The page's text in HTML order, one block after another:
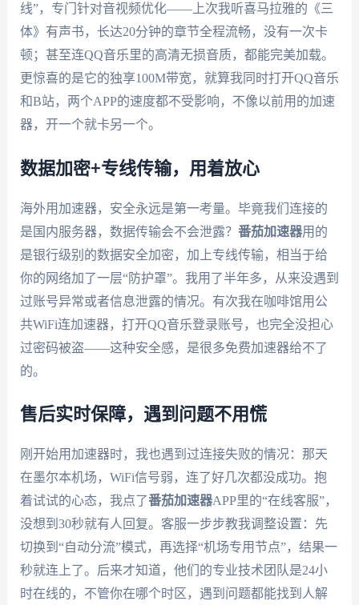
线”，专门针对音视频优化——上次我听喜马拉雅的《三
体》有声书，长达20分钟的章节全程流畅，没有一次卡
顿；甚至连QQ音乐里的高清无损音质，都能完美加载。
更惊喜的是它的独享100M带宽，就算我同时打开QQ音乐
和B站，两个APP的速度都不受影响，不像以前用的加速
器，开一个就卡另一个。
数据加密+专线传输，用着放心
海外用加速器，安全永远是第一考量。毕竟我们连接的
是国内服务器，数据传输会不会泄露？ 番茄加速器用的
是银行级别的数据安全加密，加上专线传输，相当于给
你的网络加了一层“防护罩”。我用了半年多，从来没遇到
过账号异常或者信息泄露的情况。有次我在咖啡馆用公
共WiFi连加速器，打开QQ音乐登录账号，也完全没担心
过密码被盗——这种安全感，是很多免费加速器给不了
的。
售后实时保障，遇到问题不用慌
刚开始用加速器时，我也遇到过连接失败的情况：那天
在墨尔本机场，WiFi信号弱，连了好几次都没成功。抱
着试试的心态，我点了番茄加速器APP里的“在线客服”，
没想到30秒就有人回复。客服一步步教我调整设置：先
切换到“自动分流”模式，再选择“机场专用节点”，结果一
秒就连上了。后来才知道，他们的专业技术团队是24小
时在线的，不管你在哪个时区，遇到问题都能找到人解